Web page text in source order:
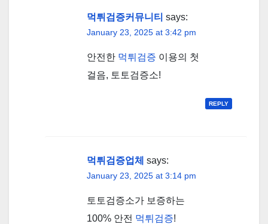
먹튀검증커뮤니티 says:
January 23, 2025 at 3:42 pm
안전한 먹튀검증 이용의 첫
걸음, 토토검증소!
REPLY
먹튀검증업체 says:
January 23, 2025 at 3:14 pm
토토검증소가 보증하는
100% 안전 먹튀검증!